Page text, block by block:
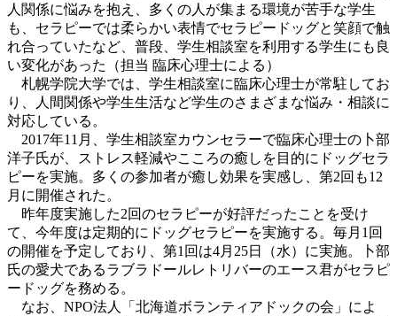
人関係に悩みを抱え、多くの人が集まる環境が苦手な学生
も、セラピーでは柔らかい表情でセラピードッグと笑顔で触
れ合っていたなど、普段、学生相談室を利用する学生にも良
い変化があった（担当 臨床心理士による）
札幌学院大学では、学生相談室に臨床心理士が常駐してお
り、人間関係や学生生活など学生のさまざまな悩み・相談に
対応している。
2017年11月、学生相談室カウンセラーで臨床心理士の卜部
洋子氏が、ストレス軽減やこころの癒しを目的にドッグセラ
ピーを実施。多くの参加者が癒し効果を実感し、第2回も12
月に開催された。
昨年度実施した2回のセラピーが好評だったことを受け
て、今年度は定期的にドッグセラピーを実施する。毎月1回
の開催を予定しており、第1回は4月25日（水）に実施。卜部
氏の愛犬であるラブラドールレトリバーのエース君がセラピ
ードッグを務める。
なお、NPO法人「北海道ボランティアドックの会」によ